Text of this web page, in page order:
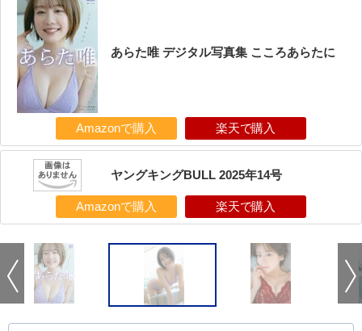
あらた唯 デジタル写真集 こころあらたに
Amazonで購入 楽天で購入
ヤングキングBULL 2025年14号
Amazonで購入 楽天で購入